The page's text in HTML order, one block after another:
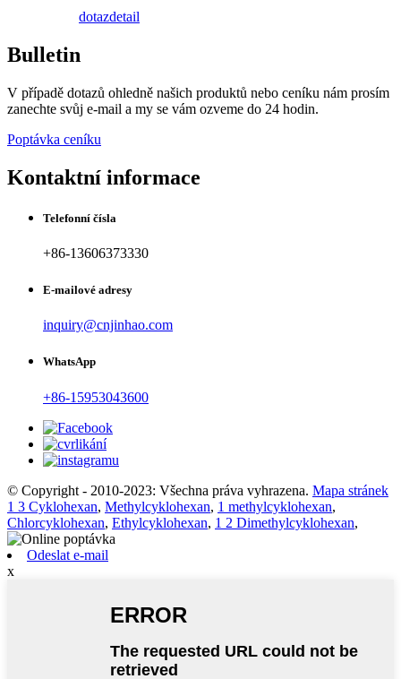
dotazdetail
Bulletin
V případě dotazů ohledně našich produktů nebo ceníku nám prosím
zanechte svůj e-mail a my se vám ozveme do 24 hodin.
Poptávka ceníku
Kontaktní informace
Telefonní čísla
+86-13606373330
E-mailové adresy
inquiry@cnjinhao.com
WhatsApp
+86-15953043600
© Copyright - 2010-2023: Všechna práva vyhrazena. Mapa stránek
1 3 Cyklohexan, Methylcyklohexan, 1 methylcyklohexan,
Chlorcyklohexan, Ethylcyklohexan, 1 2 Dimethylcyklohexan,
Odeslat e-mail
x